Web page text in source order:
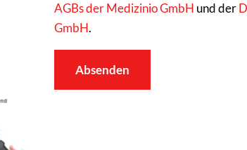
AGBs der Medizinio GmbH und der
GmbH.
Absenden